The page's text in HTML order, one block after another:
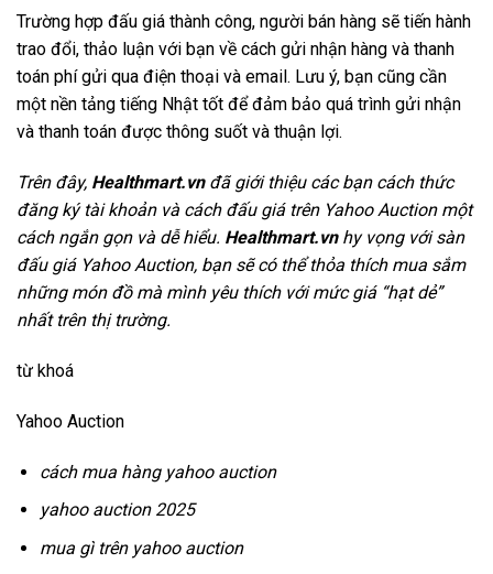
Trường hợp đấu giá thành công, người bán hàng sẽ tiến hành
trao đổi, thảo luận với bạn về cách gửi nhận hàng và thanh
toán phí gửi qua điện thoại và email. Lưu ý, bạn cũng cần
một nền tảng tiếng Nhật tốt để đảm bảo quá trình gửi nhận
và thanh toán được thông suốt và thuận lợi.
Trên đây, Healthmart.vnđã giới thiệu các bạn cách thức
đăng ký tài khoản và cách đấu giá trên Yahoo Auction một
cách ngắn gọn và dễ hiểu. Healthmart.vnhy vọng với sàn
đấu giá Yahoo Auction, bạn sẽ có thể thỏa thích mua sắm
những món đồ mà mình yêu thích với mức giá “hạt dẻ”
nhất trên thị trường.
từ khoá
Yahoo Auction
cách mua hàng yahoo auction
yahoo auction 2025
mua gì trên yahoo auction